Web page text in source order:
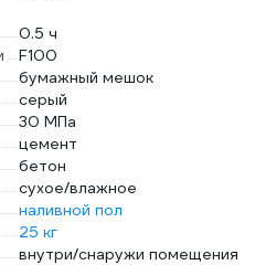
0.5 ч
F100
бумажный мешок
серый
30 МПа
цемент
бетон
сухое/влажное
наливной пол
25 кг
внутри/снаружи помещения